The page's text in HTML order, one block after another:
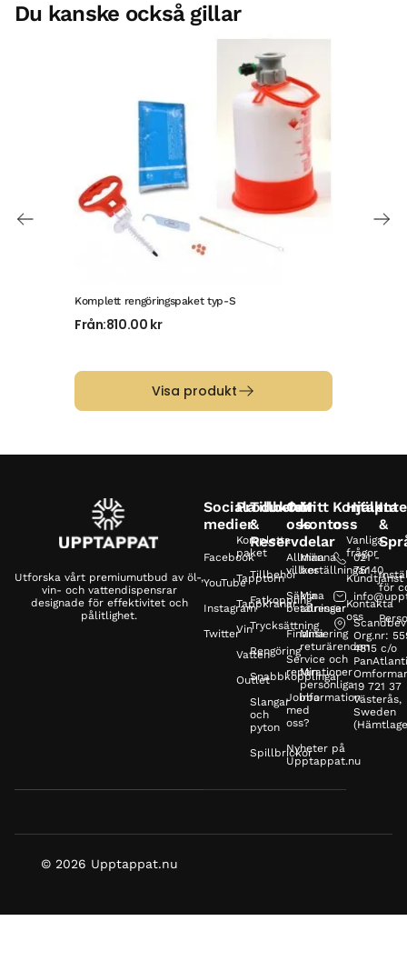
Du kanske också gillar
Komplett rengöringspaket typ-S
Från:810.00 kr
Visa produkt
Utforska vårt premiumutbud av öl-,
vin- och vattendispensrar
designade för effektivitet och
pålitlighet.
Sociala
medier
Facebook
YouTube
Instagram
Twitter
Produkter
Kompletta
paket
Tapptorn
Tappkranar
Vin
Vatten
Outlet
Tillbehör
&
Reservdelar
Tillbehör
Fatkoppling
Trycksättning
Rengöring
Snabbkopplingar
Slangar
och
pyton
Spillbrickor
Om
oss
Allmänna
villkor
Säkra
betalningar
Finansiering
Service och
reparationer
Jobba
med
oss?
Nyheter på
Upptappat.nu
Mitt
konto
Mina
beställningar
Mina
adresser
Mina
returärenden
Min
personliga
information
Kontakta
oss
021 -
75140
Scandbev
Org.nr:
4815 c/o
19 721 37
Västerås,
Sweden
Hjälp
Vanliga
frågor
Kundtjänst
Kontakta
oss
&
för
© 2026 Upptappat.nu